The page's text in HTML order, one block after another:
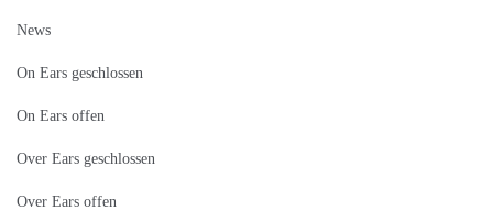
News
On Ears geschlossen
On Ears offen
Over Ears geschlossen
Over Ears offen